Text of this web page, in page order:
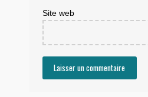
Site web